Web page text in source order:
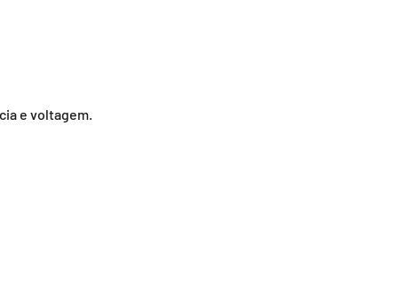
e voltagem.